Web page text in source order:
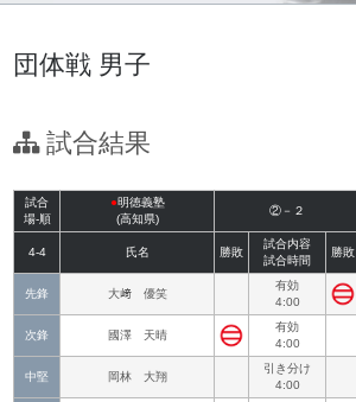
団体戦 男子
試合結果
試合
場-順
●明徳義塾
(高知県)
②－２
4-4 氏名 勝敗
試合内容
試合時間
勝敗
先鋒 大﨑 優笑
有効
4:00
次鋒 國澤 天晴
有効
4:00
中堅 岡林 大翔
引き分け
4:00